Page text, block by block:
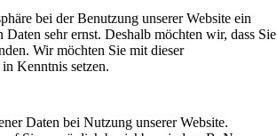
bei der Benutzung unserer Website ein
sehr ernst. Deshalb möchten wir, dass Sie
Wir möchten Sie mit dieser
Kenntnis setzen.
Daten bei Nutzung unserer Website.